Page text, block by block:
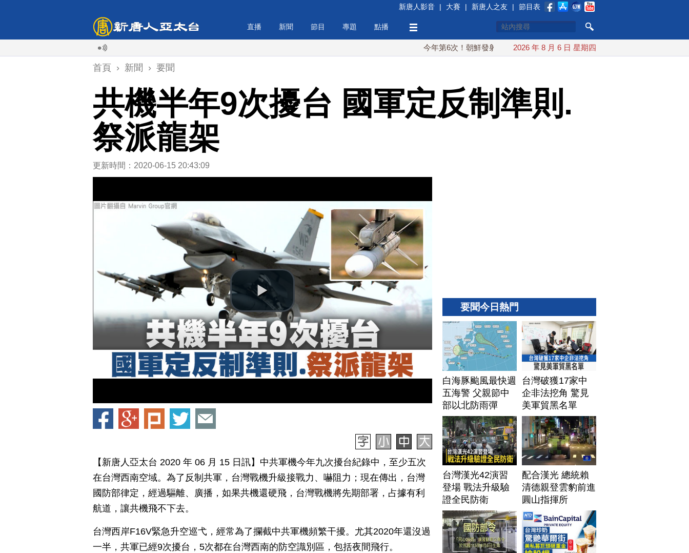
新唐人影音 | 大賽 | 新唐人之友 | 節目表
直播 新聞 節目 專題 點播
今年第6次！朝鮮發射彈道導彈 落日本EEZ外 紅海戰火續升溫 也門胡塞武裝稱又
2026 年 8 月 6 日 星期四
首頁 › 新聞 › 要聞
共機半年9次擾台 國軍定反制準則.
祭派龍架
更新時間：2020-06-15 20:43:09
【新唐人亞太台 2020 年 06 月 15 日訊】中共軍機今年九次擾台紀錄中，至少五次
在台灣西南空域。為了反制共軍，台灣戰機升級接戰力、嚇阻力；現在傳出，台灣
國防部律定，經過驅離、廣播，如果共機還硬飛，台灣戰機將先期部署，占據有利
航道，讓共機飛不下去。
台灣西岸F16V緊急升空巡弋，經常為了攔截中共軍機頻繁干擾。尤其2020年還沒過
一半，共軍已經9次擾台，5次都在台灣西南的防空識別區，包括夜間飛行。
要聞今日熱門
白海豚颱風最快週
五海警 父親節中
部以北防雨彈
台灣破獲17家中
企非法挖角 驚見
美軍貿黑名單
台灣漢光42演習
登場 戰法升級驗
證全民防衛
配合漢光 總統賴
清德親登雲豹前進
圓山指揮所